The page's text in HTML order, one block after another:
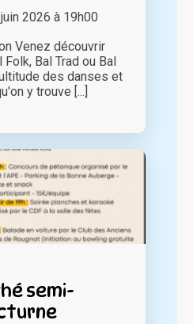
2026 à 19h00
Venez découvrir
Bal Trad ou Bal
des danses et
y trouve [...]
semi-